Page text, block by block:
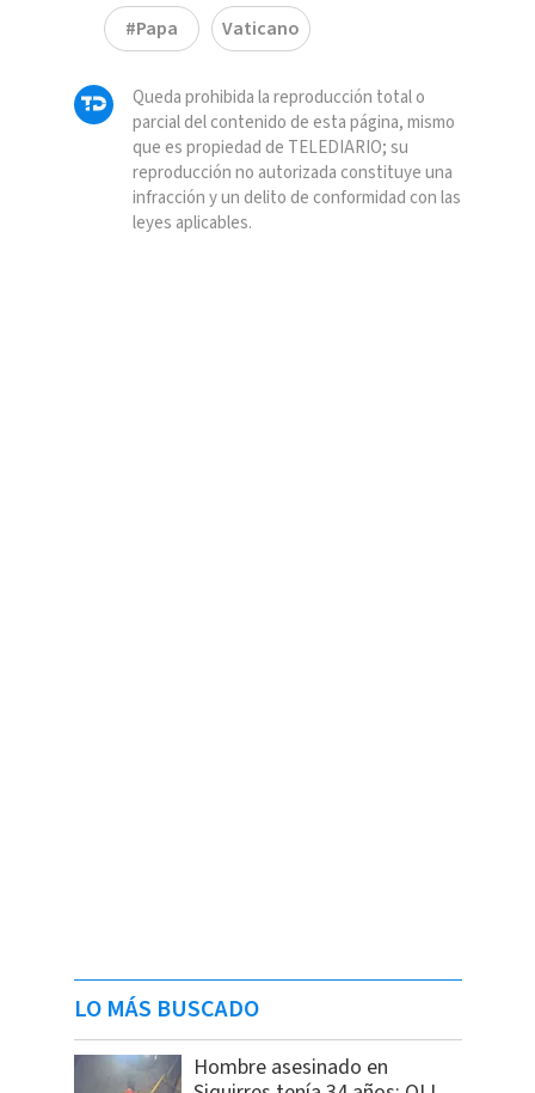
#Papa Vaticano
Queda prohibida la reproducción total o
parcial del contenido de esta página, mismo
que es propiedad de TELEDIARIO; su
reproducción no autorizada constituye una
infracción y un delito de conformidad con las
leyes aplicables.
LO MÁS BUSCADO
Hombre asesinado en